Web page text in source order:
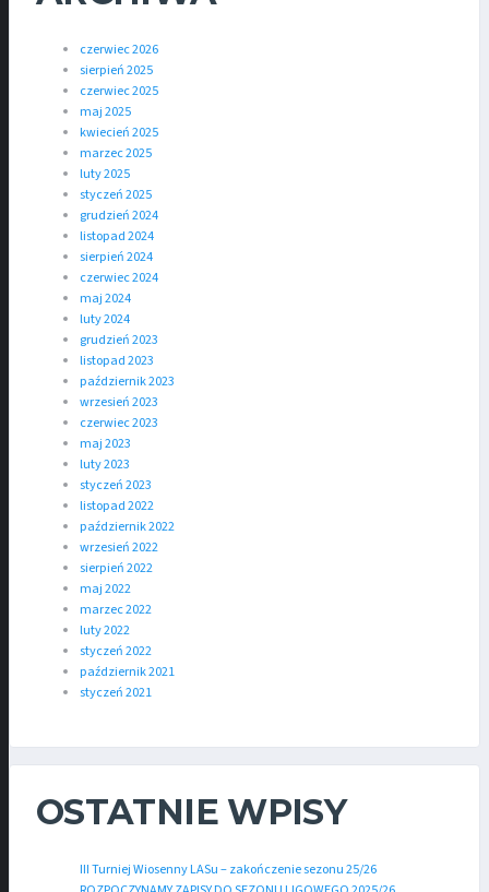
czerwiec 2026
sierpień 2025
czerwiec 2025
maj 2025
kwiecień 2025
marzec 2025
luty 2025
styczeń 2025
grudzień 2024
listopad 2024
sierpień 2024
czerwiec 2024
maj 2024
luty 2024
grudzień 2023
listopad 2023
październik 2023
wrzesień 2023
czerwiec 2023
maj 2023
luty 2023
styczeń 2023
listopad 2022
październik 2022
wrzesień 2022
sierpień 2022
maj 2022
marzec 2022
luty 2022
styczeń 2022
październik 2021
styczeń 2021
OSTATNIE WPISY
III Turniej Wiosenny LASu – zakończenie sezonu 25/26